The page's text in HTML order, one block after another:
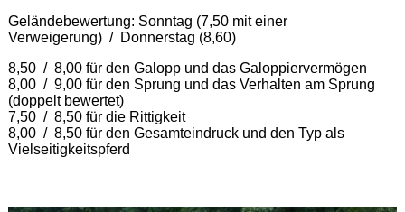
Geländebewertung: Sonntag (7,50 mit einer
Verweigerung) / Donnerstag (8,60)
8,50 / 8,00 für den Galopp und das Galoppiervermögen
8,00 / 9,00 für den Sprung und das Verhalten am Sprung
(doppelt bewertet)
7,50 / 8,50 für die Rittigkeit
8,00 / 8,50 für den Gesamteindruck und den Typ als
Vielseitigkeitspferd